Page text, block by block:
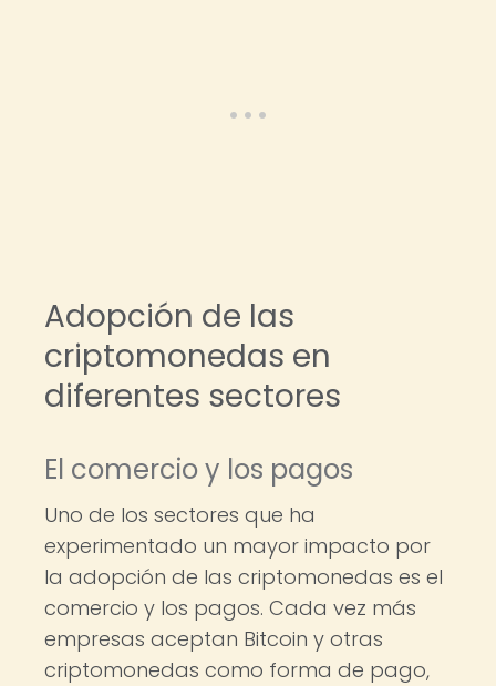
Adopción de las
criptomonedas en
diferentes sectores
El comercio y los pagos
Uno de los sectores que ha
experimentado un mayor impacto por
la adopción de las criptomonedas es el
comercio y los pagos. Cada vez más
empresas aceptan Bitcoin y otras
criptomonedas como forma de pago,